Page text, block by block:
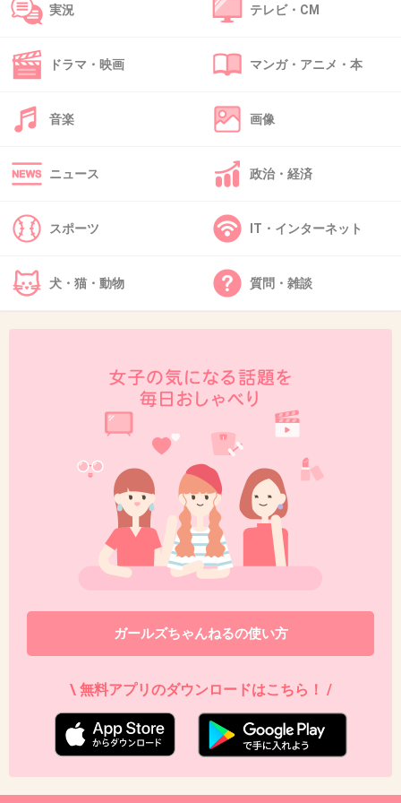
39. 匿名
仕事で疲れてるのにドロドロドラマ見たくな
い。きゅんきゅんしたいんです。
+223
玉木宏カッコイイ！でもあんなＣＥＯなら干物
女を本気で相手にするわけない！
+358
休みます、は1話見て見限ったけど
ファーストクラスは2話ちょっと見て、見限った
視聴率良いのは意外だなー
2014/10/23(木) 12:58:11
きょう会社休みます。の実況トピ「キュンキュ
+227
沢尻人気なさすぎwwww
実況 テレビ・CM
ドラマ・映画 マンガ・アニメ・本
音楽 画像
ニュース 政治・経済
スポーツ IT・インターネット
犬・猫・動物 質問・雑談
ガールズちゃんねるの使い方
\ 無料アプリのダウンロードはこちら！ /